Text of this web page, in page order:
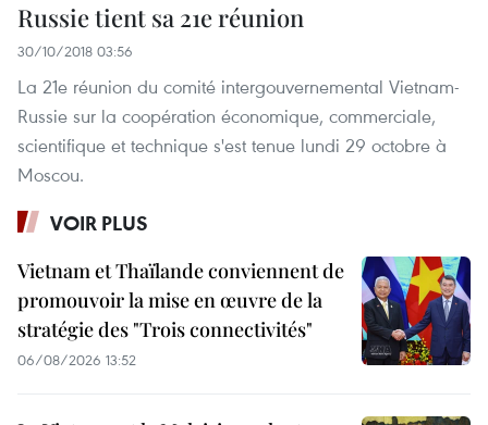
Russie tient sa 21e réunion
30/10/2018 03:56
La 21e réunion du comité intergouvernemental Vietnam-
Russie sur la coopération économique, commerciale,
scientifique et technique s'est tenue lundi 29 octobre à
Moscou.
VOIR PLUS
Vietnam et Thaïlande conviennent de
promouvoir la mise en œuvre de la
stratégie des "Trois connectivités"
06/08/2026 13:52